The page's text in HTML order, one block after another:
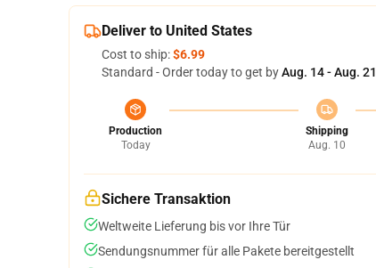
Deliver to United States
Cost to ship:$6.99
Standard - Order today to get byAug. 14 - Aug. 21
Production
Today
Shipping
Aug. 10
Sichere Transaktion
Weltweite Lieferung bis vor Ihre Tür
Sendungsnummer für alle Pakete bereitgestellt